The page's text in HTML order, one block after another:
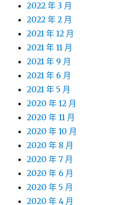
2022 年 3 月
2022 年 2 月
2021 年 12 月
2021 年 11 月
2021 年 9 月
2021 年 6 月
2021 年 5 月
2020 年 12 月
2020 年 11 月
2020 年 10 月
2020 年 8 月
2020 年 7 月
2020 年 6 月
2020 年 5 月
2020 年 4 月